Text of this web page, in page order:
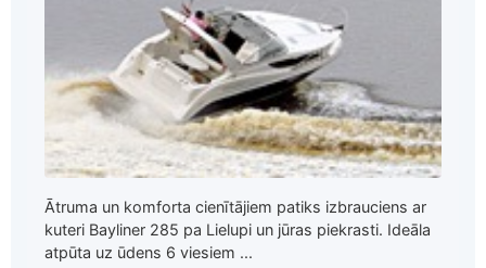
Ātruma un komforta cienītājiem patiks izbrauciens ar
kuteri Bayliner 285 pa Lielupi un jūras piekrasti. Ideāla
atpūta uz ūdens 6 viesiem ...